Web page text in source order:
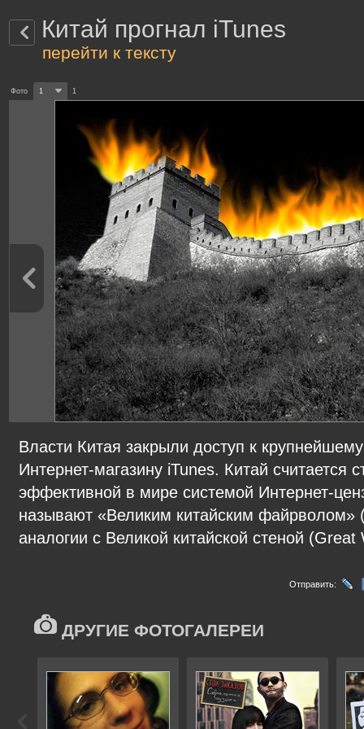
Китай прогнал iTunes
перейти к тексту
Фото 1 1
Власти Китая закрыли доступ к
Интернет-магазину iTunes. Китай считается
эффективной в мире системой Интернет-
называют «Великим китайским файрволом»
аналогии с Великой китайской стеной (Great
Отправить:
ДРУГИЕ ФОТОГАЛЕРЕИ